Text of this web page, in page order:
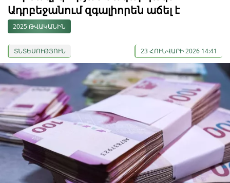
Ադրբեջանում զգալիորեն աճել է
2025 ԹՎԱԿԱՆԻՆ
ՏՆՏԵՍՈՒԹՅՈՒՆ 23 ՀՈՒՆՎԱՐԻ 2026 14:41